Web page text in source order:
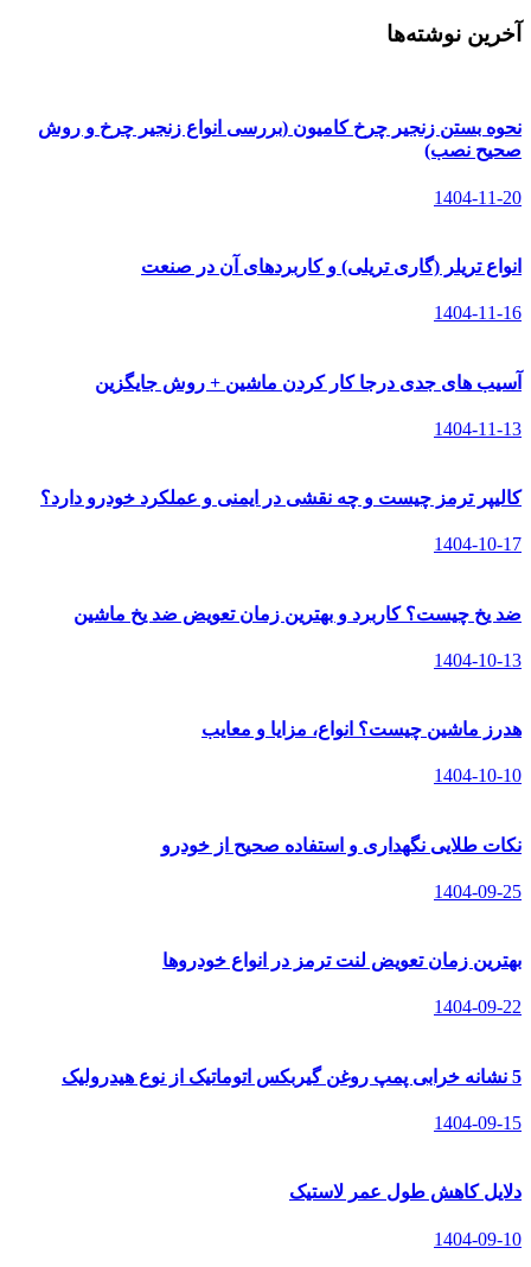
آخرین نوشته‌ها
نحوه بستن زنجیر چرخ کامیون (بررسی انواع زنجیر چرخ و روش
صحیح نصب)
1404-11-20
انواع تریلر (گاری تریلی) و کاربردهای آن در صنعت
1404-11-16
آسیب های جدی درجا کار کردن ماشین + روش جایگزین
1404-11-13
کالیپر ترمز چیست و چه نقشی در ایمنی و عملکرد خودرو دارد؟
1404-10-17
ضد یخ چیست؟ کاربرد و بهترین زمان تعویض ضد یخ ماشین
1404-10-13
هدرز ماشین چیست؟ انواع، مزایا و معایب
1404-10-10
نکات طلایی نگهداری و استفاده صحیح از خودرو
1404-09-25
بهترین زمان تعویض لنت ترمز در انواع خودروها
1404-09-22
5 نشانه خرابی پمپ روغن گیربکس اتوماتیک از نوع هیدرولیک
1404-09-15
دلایل کاهش طول عمر لاستیک
1404-09-10